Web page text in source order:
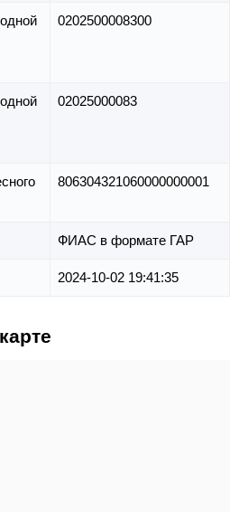
0202500008300
02025000083
806304321060000000001
ФИАС в формате ГАР
2024-10-02 19:41:35